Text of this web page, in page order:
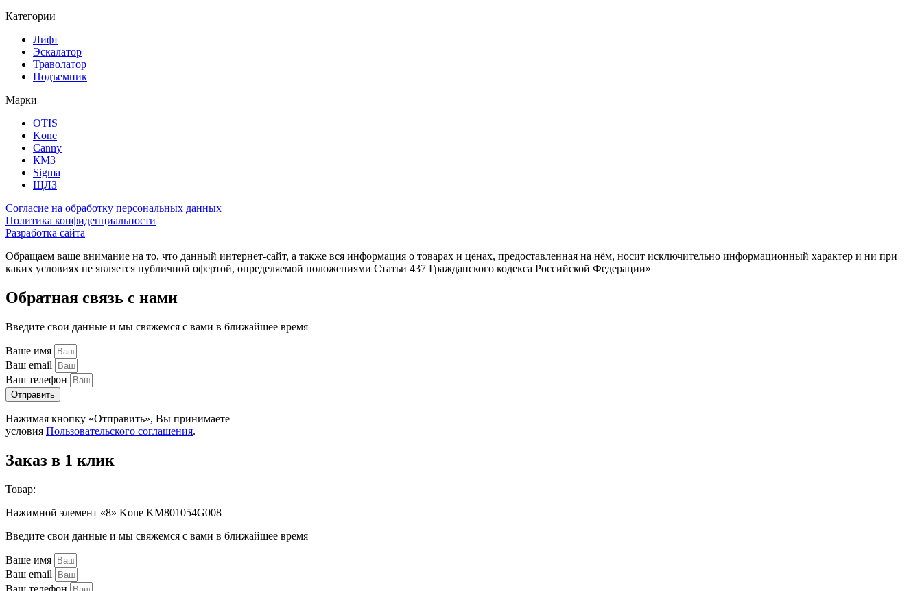
Категории
Лифт
Эскалатор
Траволатор
Подъемник
Марки
OTIS
Kone
Canny
КМЗ
Sigma
ЩЛЗ
Согласие на обработку персональных данных
Политика конфиденциальности
Разработка сайта
Обращаем ваше внимание на то, что данный интернет-сайт, а также вся информация о товарах и ценах, предоставленная на нём, носит исключительно информационный характер и ни при
каких условиях не является публичной офертой, определяемой положениями Статьи 437 Гражданского кодекса Российской Федерации»
Обратная связь с нами
Введите свои данные и мы свяжемся с вами в ближайшее время
Ваше имя
Ваш email
Ваш телефон
Отправить
Нажимая кнопку «Отправить», Вы принимаете
условия Пользовательского соглашения.
Заказ в 1 клик
Товар:
Нажимной элемент «8» Kone KM801054G008
Введите свои данные и мы свяжемся с вами в ближайшее время
Ваше имя
Ваш email
Ваш телефон